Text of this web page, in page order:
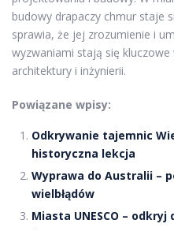
budowy drapaczy chmur staje
sprawia, że jej zrozumienie i
wyzwaniami stają się kluczowe
architektury i inżynierii.
Powiązane wpisy:
Odkrywanie tajemnic
historyczna lekcja
Wyprawa do Australii –
wielbłądów
Miasta UNESCO –